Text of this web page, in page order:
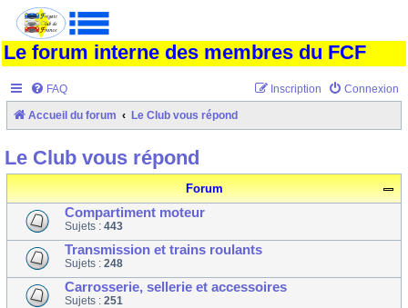
Le forum interne des membres du FCF
FAQ Connexion
Inscription
Accueil du forum Le Club vous répond
Le Club vous répond
Forum
Compartiment moteur
Sujets : 443
Transmission et trains roulants
Sujets : 248
Carrosserie, sellerie et accessoires
Sujets : 251